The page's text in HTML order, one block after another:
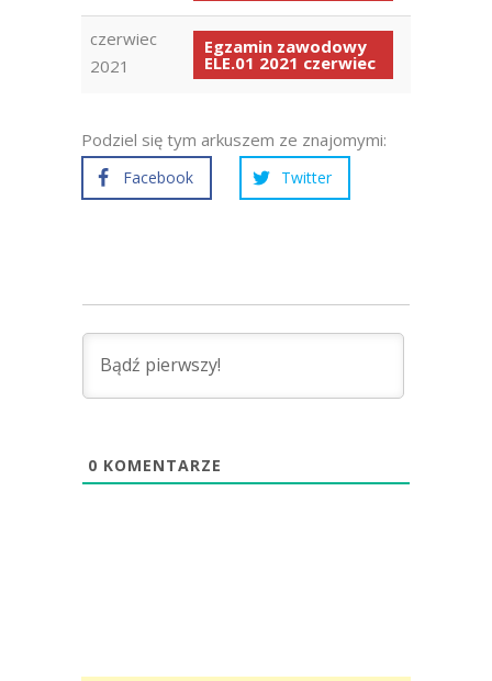
czerwiec
2021
Egzamin zawodowy
ELE.01 2021 czerwiec
Podziel się tym arkuszem ze znajomymi:
Facebook Twitter
0 KOMENTARZE